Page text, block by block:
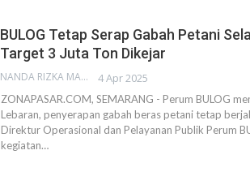
BULOG Tetap Serap Gabah Petani
Target 3 Juta Ton Dikejar
NANDA RIZKA MAHENDRA 4 Apr 2025
ZONAPASAR.COM, SEMARANG - Perum BULOG
Lebaran, penyerapan gabah beras petani tetap
Direktur Operasional dan Pelayanan Publik Perum
kegiatan…